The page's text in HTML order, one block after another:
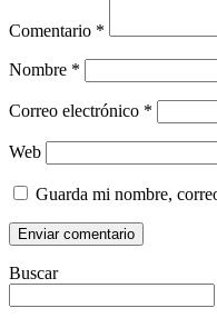
Comentario *
Nombre *
Correo electrónico *
Web
Guarda mi nombre,
Buscar